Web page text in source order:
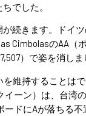
でした。
が続きます。ドイ
CimbolasのAA（
）で姿を消しま
維持することはで
イーン）は、台湾の
ードにAが落ちる